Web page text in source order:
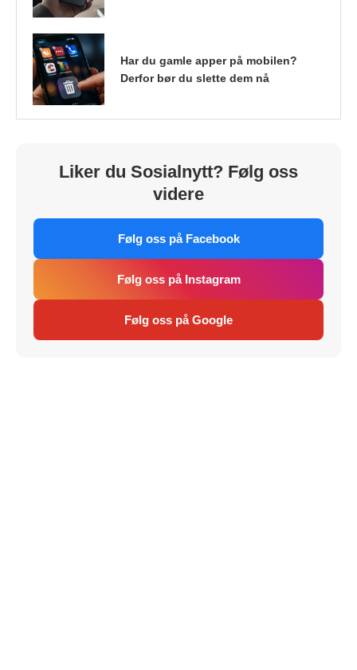
Har du gamle apper på mobilen?
Derfor bør du slette dem nå
Liker du Sosialnytt? Følg oss
videre
Følg oss på Facebook
Følg oss på Instagram
Følg oss på Google